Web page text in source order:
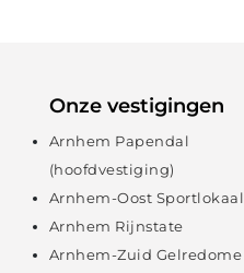
Onze vestigingen
Arnhem Papendal
(hoofdvestiging)
Arnhem-Oost Sportlokaal
Arnhem Rijnstate
Arnhem-Zuid Gelredome